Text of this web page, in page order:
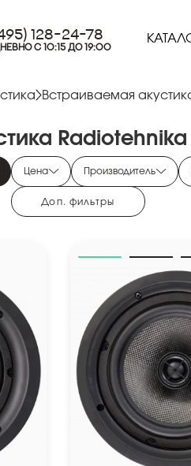
128-24-78
С 10:15 ДО 19:00
Встраиваемая
Radiotehnika
Цена Производитель
Доп. фильтры